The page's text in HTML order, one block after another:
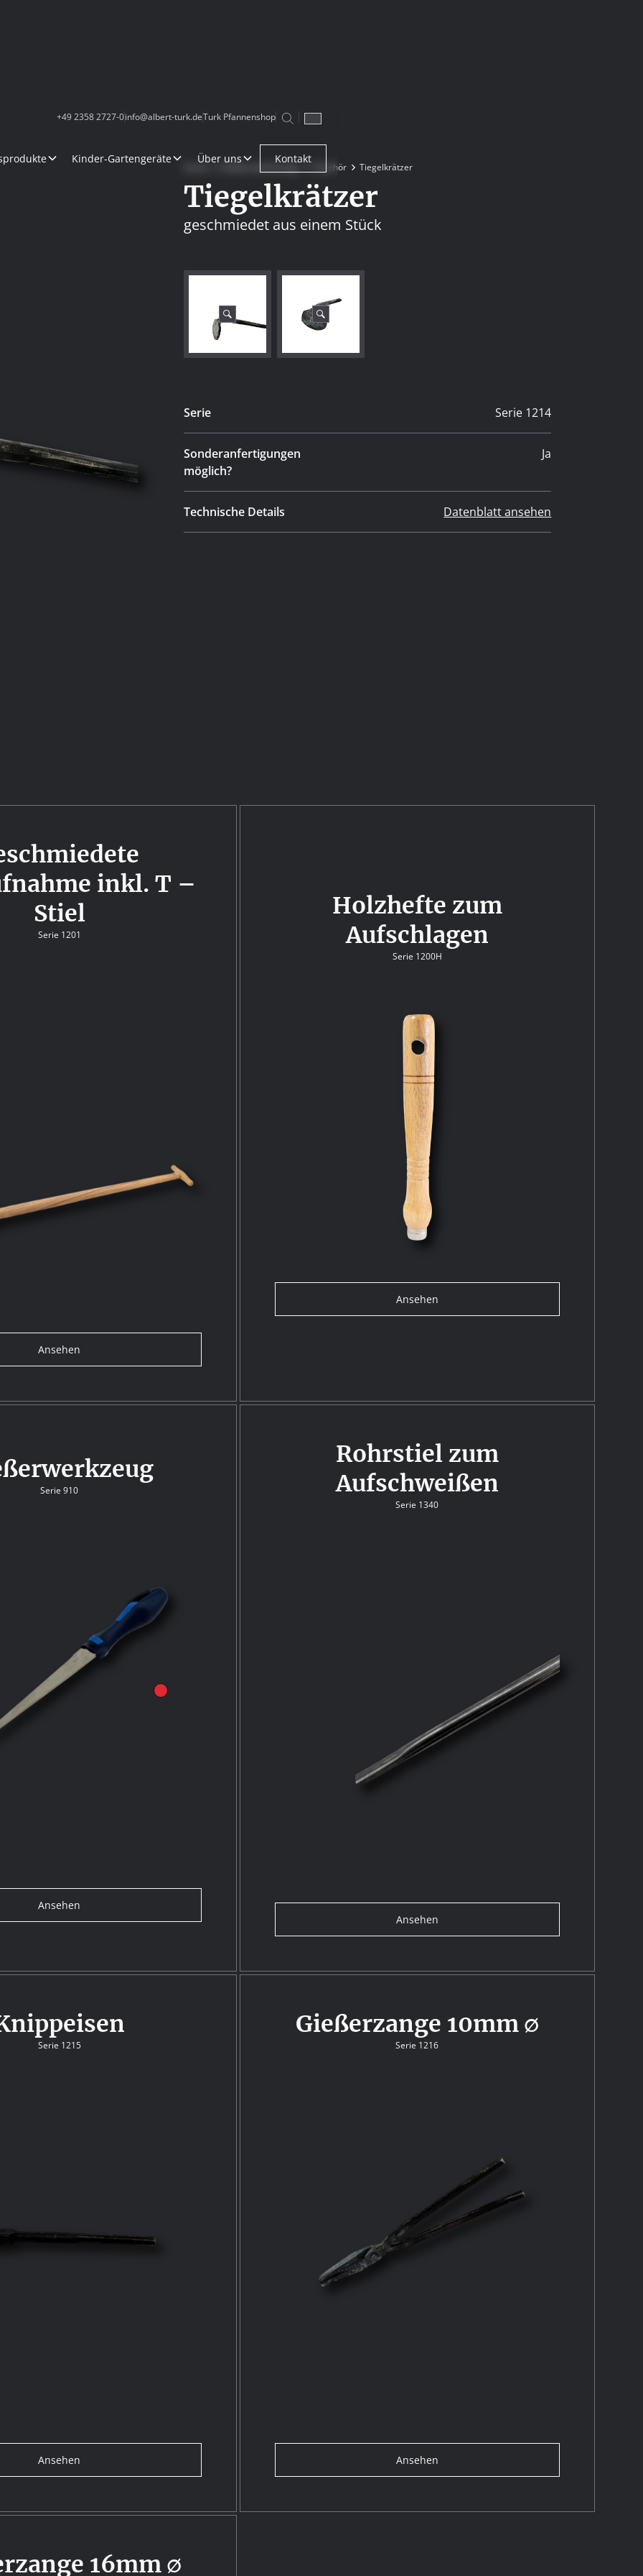
+49 2358 2727-0info@albert-turk.deTurk Pfannenshop
Kinder-Gartengeräte Über uns Kontakt
Zubehör Tiegelkrätzer
Tiegelkrätzer
geschmiedet aus einem Stück
Serie Serie 1214
Sonderanfertigungen
möglich?
Ja
Technische Details Datenblatt ansehen
inkl. T –
Stiel
Serie 1201
Ansehen
Holzhefte zum
Aufschlagen
Serie 1200H
Ansehen
Serie 910
Ansehen
Rohrstiel zum
Aufschweißen
Serie 1340
Ansehen
Serie 1215
Ansehen
Gießerzange 10mm ∅
Serie 1216
Ansehen
16mm ∅